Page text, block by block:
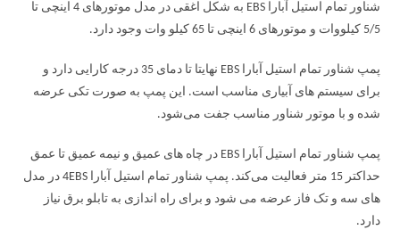
شناور تمام استیل آبارا EBS به شکل اغقی در مدل موتورهای 4 اینچی تا
5/5 کیلووات و موتورهای 6 اینچی تا 65 کیلو وات وجود دارد.
پمپ شناور تمام استیل آبارا EBS نهایتا تا دمای 35 درجه کارایی دارد و
برای سیستم های آبیاری مناسب است. این پمپ به صورت تکی عرضه
شده و با موتور شناور مناسب جفت می‌شود.
پمپ شناور تمام استیل آبارا EBS در چاه های عمیق و نیمه عمیق تا عمق
حداکتر 15 متر فعالیت می‌کند. پمپ شناور تمام استیل آبارا 4EBS در مدل
های سه و تک فاز عرضه می شود و برای راه اندازی به تابلو برق نیاز
دارد.